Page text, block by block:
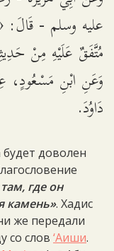
عليه وسلم - قَالَ:
مُتَّفَقٌ عَلَيْهِ مِنْ
وَعَنِ ابْنِ مَسْعُودٍ،
دَاوُدَ.
будет доволен
где он
камень». Хадис
же передали
со слов ‘Аиши.